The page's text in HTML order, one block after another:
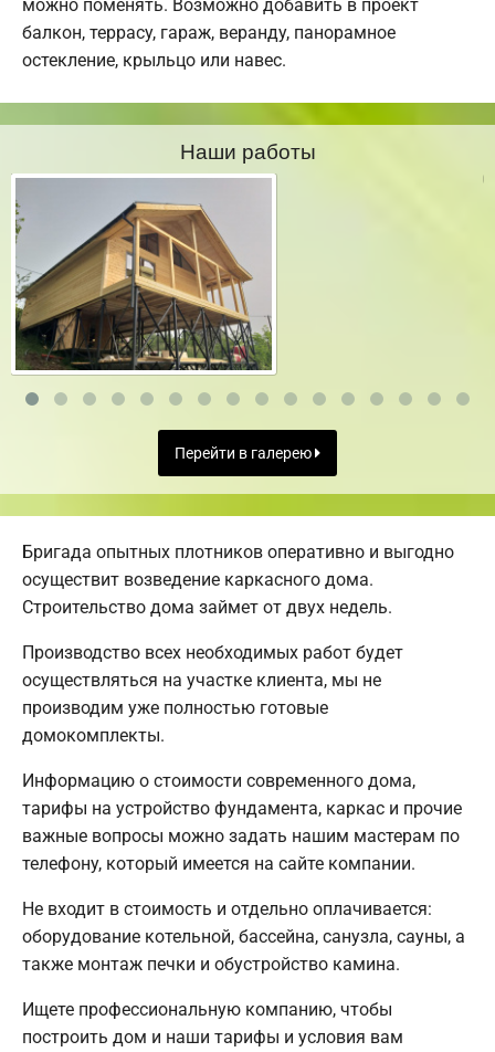
можно поменять. Возможно добавить в проект
балкон, террасу, гараж, веранду, панорамное
остекление, крыльцо или навес.
Наши работы
Перейти в галерею
Бригада опытных плотников оперативно и выгодно
осуществит возведение каркасного дома.
Строительство дома займет от двух недель.
Производство всех необходимых работ будет
осуществляться на участке клиента, мы не
производим уже полностью готовые
домокомплекты.
Информацию о стоимости современного дома,
тарифы на устройство фундамента, каркас и прочие
важные вопросы можно задать нашим мастерам по
телефону, который имеется на сайте компании.
Не входит в стоимость и отдельно оплачивается:
оборудование котельной, бассейна, санузла, сауны, а
также монтаж печки и обустройство камина.
Ищете профессиональную компанию, чтобы
построить дом и наши тарифы и условия вам